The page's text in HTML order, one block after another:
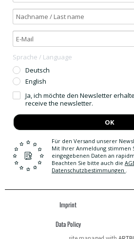
Sprache / Language
Deutsch
English
Ja, ich möchte den Newsletter
receive the newsletter.
OK
Für den Versand unserer
Mit Ihrer Anmeldung stimmen
eingegebenen Daten an
Beachten Sie bitte auch die
Datenschutzbestimmungen .
Imprint
Data Policy